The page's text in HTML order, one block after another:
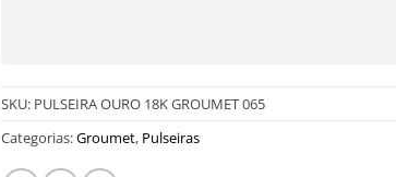
SKU: PULSEIRA OURO 18K GROUMET 065
Categorias:Groumet, Pulseiras